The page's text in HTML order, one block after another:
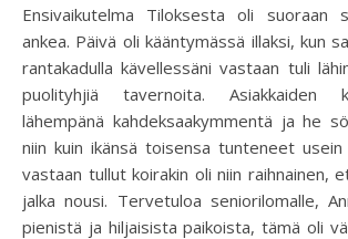
Ensivaikutelma Tiloksesta oli suoraan
ankea. Päivä oli kääntymässä illaksi, kun
rantakadulla kävellessäni vastaan tuli
puolityhjiä tavernoita. Asiakkaiden
lähempänä kahdeksaakymmentä ja he
niin kuin ikänsä toisensa tunteneet
vastaan tullut koirakin oli niin raihnainen,
jalka nousi. Tervetuloa seniorilomalle,
pienistä ja hiljaisista paikoista, tämä oli